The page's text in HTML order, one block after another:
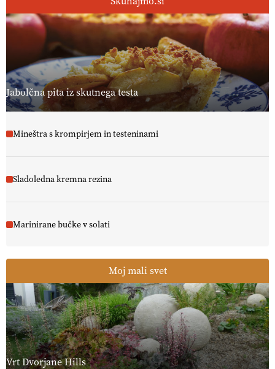
Jabolčna pita iz skutnega testa
Mineštra s krompirjem in testeninami
Sladoledna kremna rezina
Marinirane bučke v solati
Moj mali svet
Vrt Dvorjane Hills